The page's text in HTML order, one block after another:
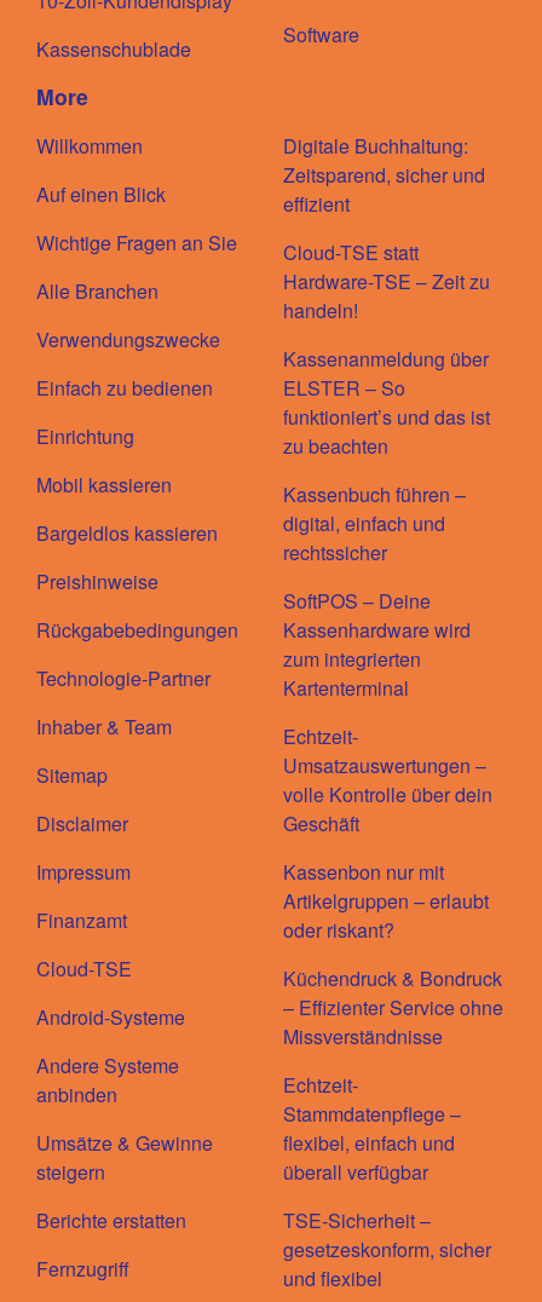
Kassenschublade
Software
More
Willkommen
Auf einen Blick
Wichtige Fragen an Sie
Alle Branchen
Verwendungszwecke
Einfach zu bedienen
Einrichtung
Mobil kassieren
Bargeldlos kassieren
Preishinweise
Rückgabebedingungen
Technologie-Partner
Inhaber & Team
Sitemap
Disclaimer
Impressum
Finanzamt
Cloud-TSE
Android-Systeme
Andere Systeme
anbinden
Umsätze & Gewinne
steigern
Berichte erstatten
Fernzugriff
Digitale Buchhaltung:
Zeitsparend, sicher und
effizient
Cloud-TSE statt
Hardware-TSE – Zeit zu
handeln!
Kassenanmeldung über
ELSTER – So
funktioniert’s und das ist
zu beachten
Kassenbuch führen –
digital, einfach und
rechtssicher
SoftPOS – Deine
Kassenhardware wird
zum integrierten
Kartenterminal
Echtzeit-
Umsatzauswertungen –
volle Kontrolle über dein
Geschäft
Kassenbon nur mit
Artikelgruppen – erlaubt
oder riskant?
Küchendruck & Bondruck
– Effizienter Service ohne
Missverständnisse
Echtzeit-
Stammdatenpflege –
flexibel, einfach und
überall verfügbar
TSE-Sicherheit –
gesetzeskonform, sicher
und flexibel